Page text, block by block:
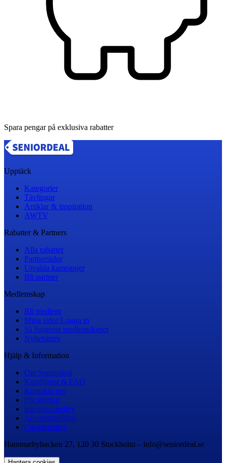
Spara pengar på exklusiva rabatter
Upptäck
Kategorier
Tävlingar
Artiklar & inspiration
AWTV
Rabatter & Partners
Alla rabatter
Partnersidor
Utvalda kampanjer
Bli partner
Medlemskap
Bli medlem
Mina sidor/Logga in
Så fungerar medlemskapet
Nyhetsbrev
Hjälp & Information
Om Seniordeal
Kundtjänst & FAQ
Kontakta oss
För företag
Integritetspolicy
Användarvillkor
Cookiepolicy
Hammarbybacken 27, 120 30 Stockholm – info@seniordeal.se